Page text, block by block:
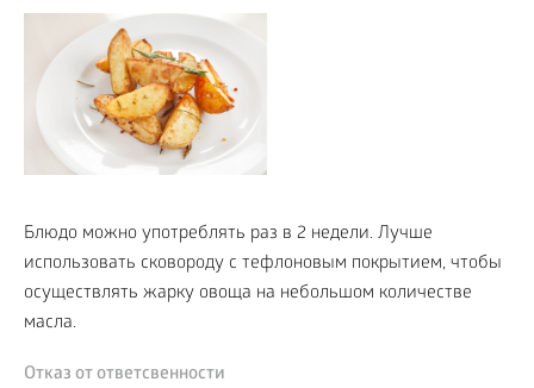
Блюдо можно употреблять раз в 2 недели. Лучше
использовать сковороду с тефлоновым покрытием, чтобы
осуществлять жарку овоща на небольшом количестве
масла.
Отказ от ответсвенности